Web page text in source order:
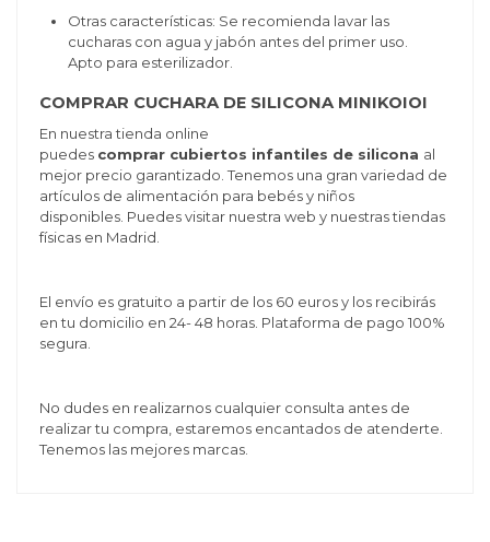
Otras características: Se recomienda lavar las
cucharas con agua y jabón antes del primer uso.
Apto para esterilizador.
COMPRAR CUCHARA DE SILICONA MINIKOIOI
En nuestra tienda online
puedes comprar cubiertos infantiles de silicona al
mejor precio garantizado. Tenemos una gran variedad de
artículos de alimentación para bebés y niños
disponibles. Puedes visitar nuestra web y nuestras tiendas
físicas en Madrid.
El envío es gratuito a partir de los 60 euros y los recibirás
en tu domicilio en 24- 48 horas. Plataforma de pago 100%
segura.
No dudes en realizarnos cualquier consulta antes de
realizar tu compra, estaremos encantados de atenderte.
Tenemos las mejores marcas.